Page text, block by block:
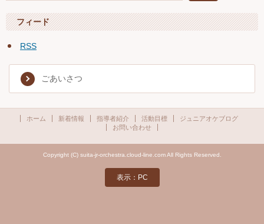
フィード
RSS
ごあいさつ
ホーム 新着情報 指導者紹介 活動目標
ジュニアオケブログ
お問い合わせ
Copyright (C) suita-jr-orchestra.cloud-line.com All Rights Reserved.
表示：PC